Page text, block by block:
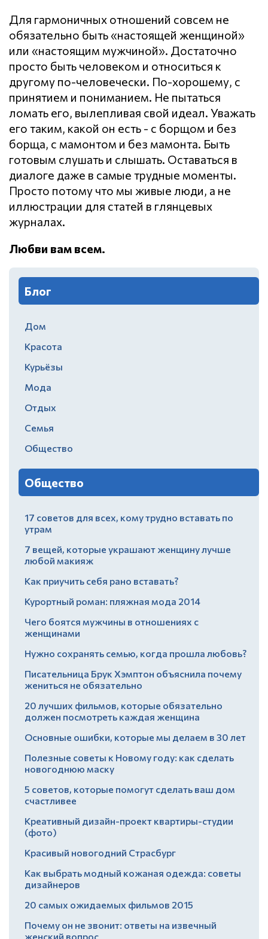
Для гармоничных отношений совсем не
обязательно быть «настоящей женщиной»
или «настоящим мужчиной». Достаточно
просто быть человеком и относиться к
другому по-человечески. По-хорошему, с
принятием и пониманием. Не пытаться
ломать его, вылепливая свой идеал. Уважать
его таким, какой он есть - с борщом и без
борща, с мамонтом и без мамонта. Быть
готовым слушать и слышать. Оставаться в
диалоге даже в самые трудные моменты.
Просто потому что мы живые люди, а не
иллюстрации для статей в глянцевых
журналах.
Любви вам всем.
Блог
Дом
Красота
Курьёзы
Мода
Отдых
Семья
Общество
Общество
17 советов для всех, кому трудно вставать по
утрам
7 вещей, которые украшают женщину лучше
любой макияж
Как приучить себя рано вставать?
Курортный роман: пляжная мода 2014
Чего боятся мужчины в отношениях с
женщинами
Нужно сохранять семью, когда прошла любовь?
Писательница Брук Хэмптон объяснила почему
жениться не обязательно
20 лучших фильмов, которые обязательно
должен посмотреть каждая женщина
Основные ошибки, которые мы делаем в 30 лет
Полезные советы к Новому году: как сделать
новогоднюю маску
5 советов, которые помогут сделать ваш дом
счастливее
Креативный дизайн-проект квартиры-студии
(фото)
Красивый новогодний Страсбург
Как выбрать модный кожаная одежда: советы
дизайнеров
20 самых ожидаемых фильмов 2015
Почему он не звонит: ответы на извечный
женский вопрос